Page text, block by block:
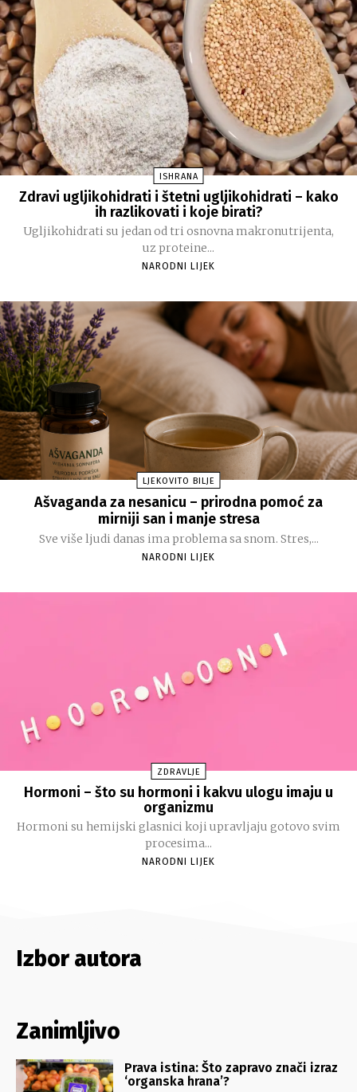
ISHRANA
Zdravi ugljikohidrati i štetni ugljikohidrati – kako
ih razlikovati i koje birati?
Ugljikohidrati su jedan od tri osnovna makronutrijenta,
uz proteine...
NARODNI LIJEK
LJEKOVITO BILJE
Ašvaganda za nesanicu – prirodna pomoć za
mirniji san i manje stresa
Sve više ljudi danas ima problema sa snom. Stres,...
NARODNI LIJEK
ZDRAVLJE
Hormoni – što su hormoni i kakvu ulogu imaju u
organizmu
Hormoni su hemijski glasnici koji upravljaju gotovo svim
procesima...
NARODNI LIJEK
Izbor autora
Zanimljivo
Prava istina: Što zapravo znači izraz
‘organska hrana’?